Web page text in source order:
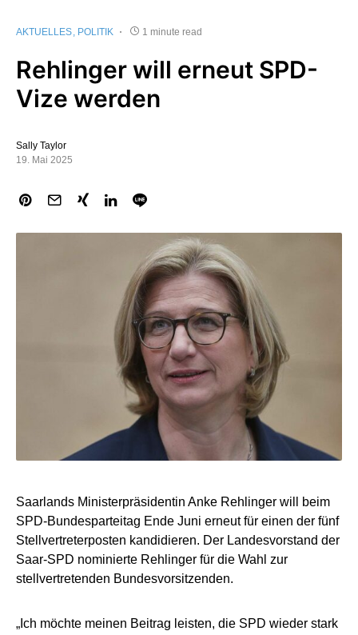
AKTUELLES POLITIK 1 minute read
Rehlinger will erneut SPD-
Vize werden
Sally Taylor
19. Mai 2025
Saarlands Ministerpräsidentin Anke Rehlinger will beim
SPD-Bundesparteitag Ende Juni erneut für einen der fünf
Stellvertreterposten kandidieren. Der Landesvorstand der
Saar-SPD nominierte Rehlinger für die Wahl zur
stellvertretenden Bundesvorsitzenden.
„Ich möchte meinen Beitrag leisten, die SPD wieder stark